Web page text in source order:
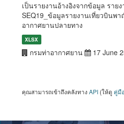
เป็นรายงานอ้างอิงจากข้อมูล ราย
SEQ19_ข้อมูลรายงานเที่ยวบินพ
อากาศยานปลายทาง
XLSX
กรมท่าอากาศยาน 17 June
คุณสามารถเข้าถึงคลังทาง API (ให้ดู คู่มื